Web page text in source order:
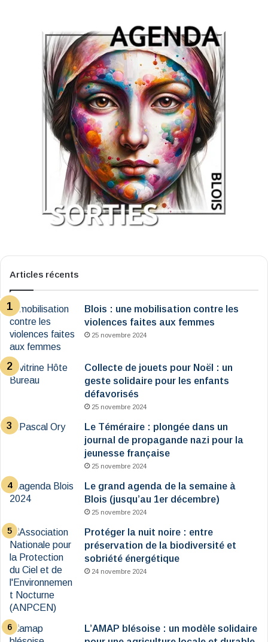
Articles récents
Blois : une mobilisation contre les
violences faites aux femmes
25 novembre 2024
Collecte de jouets pour Noël : un
geste solidaire pour les enfants
défavorisés
25 novembre 2024
Le Téméraire : plongée dans un
journal de propagande nazi pour la
jeunesse française
25 novembre 2024
Le grand agenda de la semaine à
Blois (jusqu’au 1er décembre)
25 novembre 2024
Protéger la nuit noire : entre
préservation de la biodiversité et
sobriété énergétique
24 novembre 2024
L’AMAP blésoise : un modèle solidaire